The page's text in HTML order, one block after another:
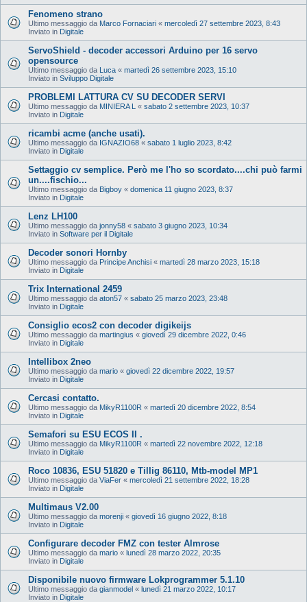
Fenomeno strano
Ultimo messaggio da Marco Fornaciari « mercoledì 27 settembre 2023, 8:43
Inviato in Digitale
ServoShield - decoder accessori Arduino per 16 servo
opensource
Ultimo messaggio da Luca « martedì 26 settembre 2023, 15:10
Inviato in Sviluppo Digitale
PROBLEMI LATTURA CV SU DECODER SERVI
Ultimo messaggio da MINIERA L « sabato 2 settembre 2023, 10:37
Inviato in Digitale
ricambi acme (anche usati).
Ultimo messaggio da IGNAZIO68 « sabato 1 luglio 2023, 8:42
Inviato in Digitale
Settaggio cv semplice. Però me l'ho so scordato....chi può farmi
un....fischio...
Ultimo messaggio da Bigboy « domenica 11 giugno 2023, 8:37
Inviato in Digitale
Lenz LH100
Ultimo messaggio da jonny58 « sabato 3 giugno 2023, 10:34
Inviato in Software per il Digitale
Decoder sonori Hornby
Ultimo messaggio da Principe Anchisi « martedì 28 marzo 2023, 15:18
Inviato in Digitale
Trix International 2459
Ultimo messaggio da aton57 « sabato 25 marzo 2023, 23:48
Inviato in Digitale
Consiglio ecos2 con decoder digikeijs
Ultimo messaggio da martingius « giovedì 29 dicembre 2022, 0:46
Inviato in Digitale
Intellibox 2neo
Ultimo messaggio da mario « giovedì 22 dicembre 2022, 19:57
Inviato in Digitale
Cercasi contatto.
Ultimo messaggio da MikyR1100R « martedì 20 dicembre 2022, 8:54
Inviato in Digitale
Semafori su ESU ECOS II .
Ultimo messaggio da MikyR1100R « martedì 22 novembre 2022, 12:18
Inviato in Digitale
Roco 10836, ESU 51820 e Tillig 86110, Mtb-model MP1
Ultimo messaggio da ViaFer « mercoledì 21 settembre 2022, 18:28
Inviato in Digitale
Multimaus V2.00
Ultimo messaggio da morenji « giovedì 16 giugno 2022, 8:18
Inviato in Digitale
Configurare decoder FMZ con tester Almrose
Ultimo messaggio da mario « lunedì 28 marzo 2022, 20:35
Inviato in Digitale
Disponibile nuovo firmware Lokprogrammer 5.1.10
Ultimo messaggio da gianmodel « lunedì 21 marzo 2022, 10:17
Inviato in Digitale